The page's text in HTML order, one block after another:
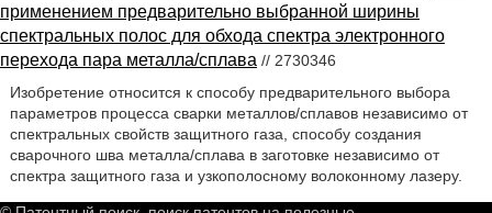
применением предварительно выбранной ширины
спектральных полос для обхода спектра электронного
перехода пара металла/сплава // 2730346
Изобретение относится к способу предварительного выбора
параметров процесса сварки металлов/сплавов независимо от
спектральных свойств защитного газа, способу создания
сварочного шва металла/сплава в заготовке независимо от
спектра защитного газа и узкополосному волоконному лазеру.